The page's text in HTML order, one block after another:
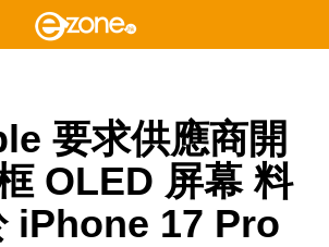
要求供應商開
OLED 屏幕 料
iPhone 17 Pro